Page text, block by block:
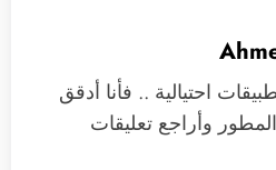
احتيالية .. فأنا أدقق
وأراجع تعليقات